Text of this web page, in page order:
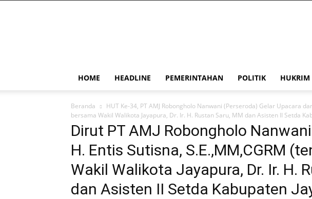
HOME HEADLINE PEMERINTAHAN POLITIK HUKRIM
Beranda HUT Ke-34, PT AMJ Robongholo Nanwani (Perseroda) Gelar Upacara
bersama Wakil Walikota Jayapura, Dr. Ir. H. Rustan Saru, MM dan Asisten II Setda
Dirut PT AMJ Robongholo
H. Entis Sutisna, S.E.,MM,CGRM
Wakil Walikota Jayapura, Dr. Ir. H.
dan Asisten II Setda Kabupaten